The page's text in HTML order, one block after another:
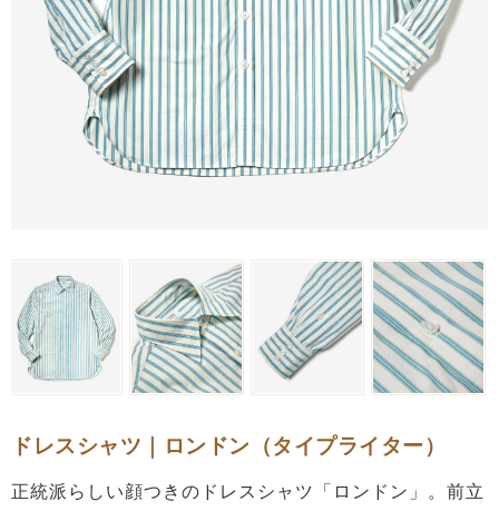
ドレスシャツ｜ロンドン（タイプライター）
正統派らしい顔つきのドレスシャツ「ロンドン」。前立